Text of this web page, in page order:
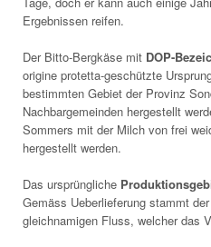
Ergebnissen reifen.
Der Bitto-Bergkäse mit DOP-
origine protetta-geschützte
bestimmten Gebiet der Provinz
Nachbargemeinden hergestellt
Sommers mit der Milch von frei
hergestellt werden.
Das ursprüngliche
Gemäss Ueberlieferung stammt
gleichnamigen Fluss, welcher das